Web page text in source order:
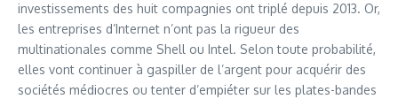
investissements des huit compagnies ont triplé depuis 2013. Or,
les entreprises d’Internet n’ont pas la rigueur des
multinationales comme Shell ou Intel. Selon toute probabilité,
elles vont continuer à gaspiller de l’argent pour acquérir des
sociétés médiocres ou tenter d’empiéter sur les plates-bandes